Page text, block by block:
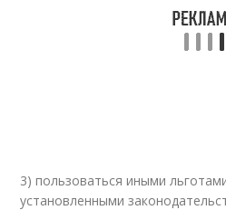
3) пользоваться иными
установленными